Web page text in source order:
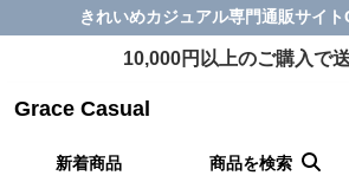
きれいめカジュアル専門通販サイト
10,000円以上のご購入で
Grace Casual
新着商品 商品を検索